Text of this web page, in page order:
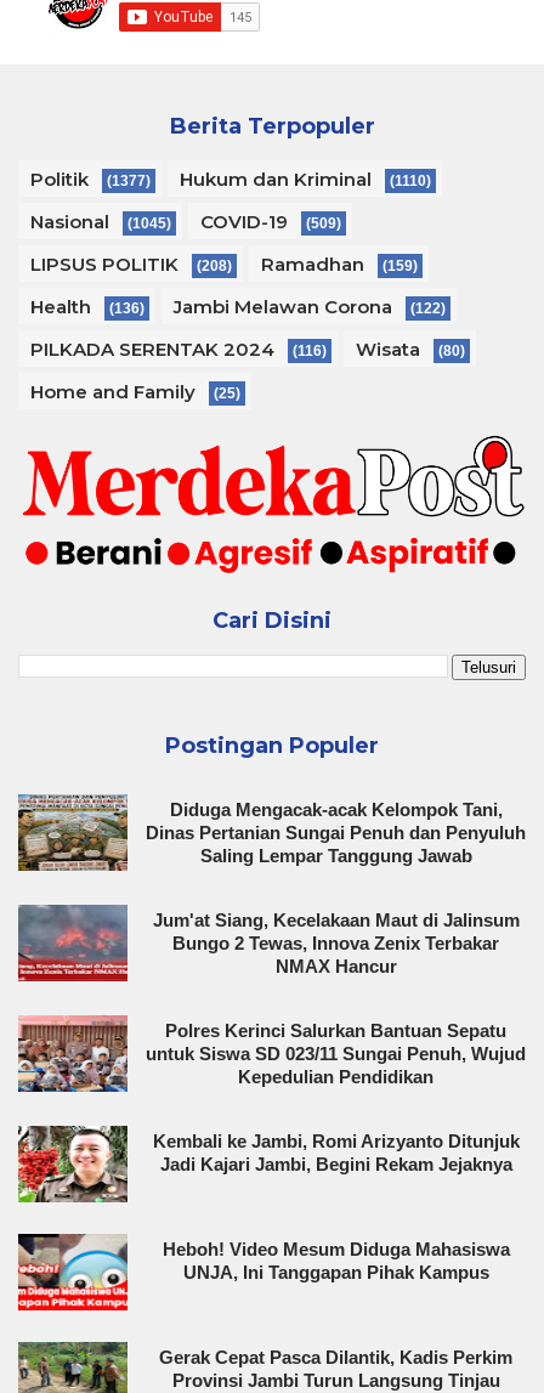
Berita Terpopuler
Politik (1377) Hukum dan Kriminal (1110)
Nasional (1045) COVID-19 (509)
LIPSUS POLITIK (208) Ramadhan (159)
Health (136) Jambi Melawan Corona (122)
PILKADA SERENTAK 2024 (116) Wisata (80)
Home and Family (25)
Cari Disini
Postingan Populer
Diduga Mengacak-acak Kelompok Tani,
Dinas Pertanian Sungai Penuh dan Penyuluh
Saling Lempar Tanggung Jawab
Jum'at Siang, Kecelakaan Maut di Jalinsum
Bungo 2 Tewas, Innova Zenix Terbakar
NMAX Hancur
Polres Kerinci Salurkan Bantuan Sepatu
untuk Siswa SD 023/11 Sungai Penuh, Wujud
Kepedulian Pendidikan
Kembali ke Jambi, Romi Arizyanto Ditunjuk
Jadi Kajari Jambi, Begini Rekam Jejaknya
Heboh! Video Mesum Diduga Mahasiswa
UNJA, Ini Tanggapan Pihak Kampus
Gerak Cepat Pasca Dilantik, Kadis Perkim
Provinsi Jambi Turun Langsung Tinjau